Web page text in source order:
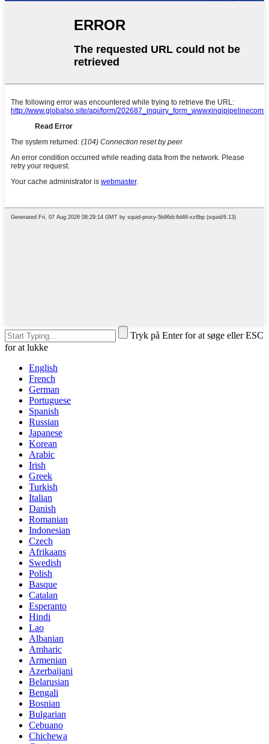
Tryk på Enter for at søge eller ESC
for at lukke
English
French
German
Portuguese
Spanish
Russian
Japanese
Korean
Arabic
Irish
Greek
Turkish
Italian
Danish
Romanian
Indonesian
Czech
Afrikaans
Swedish
Polish
Basque
Catalan
Esperanto
Hindi
Lao
Albanian
Amharic
Armenian
Azerbaijani
Belarusian
Bengali
Bosnian
Bulgarian
Cebuano
Chichewa